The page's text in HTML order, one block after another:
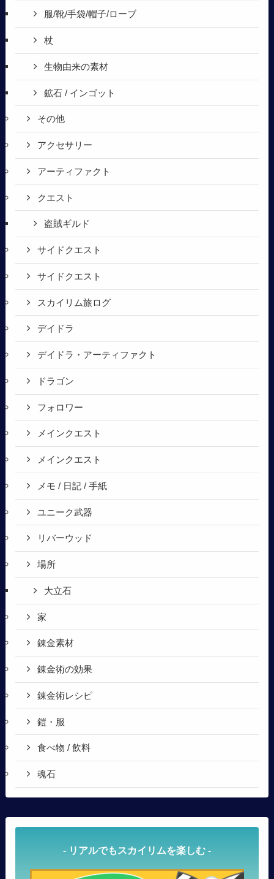
服/靴/手袋/帽子/ローブ
杖
生物由来の素材
鉱石 / インゴット
その他
アクセサリー
アーティファクト
クエスト
盗賊ギルド
サイドクエスト
サイドクエスト
スカイリム旅ログ
デイドラ
デイドラ・アーティファクト
ドラゴン
フォロワー
メインクエスト
メインクエスト
メモ / 日記 / 手紙
ユニーク武器
リバーウッド
場所
大立石
家
錬金素材
錬金術の効果
錬金術レシピ
鎧・服
食べ物 / 飲料
魂石
- リアルでもスカイリムを楽しむ -